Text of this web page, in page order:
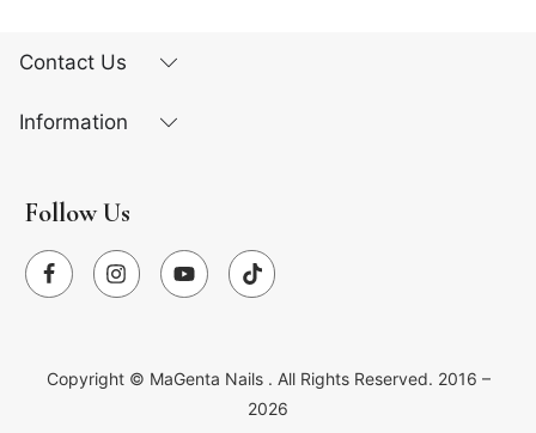
Contact Us
Information
Follow Us
Copyright © MaGenta Nails . All Rights Reserved. 2016 –
2026